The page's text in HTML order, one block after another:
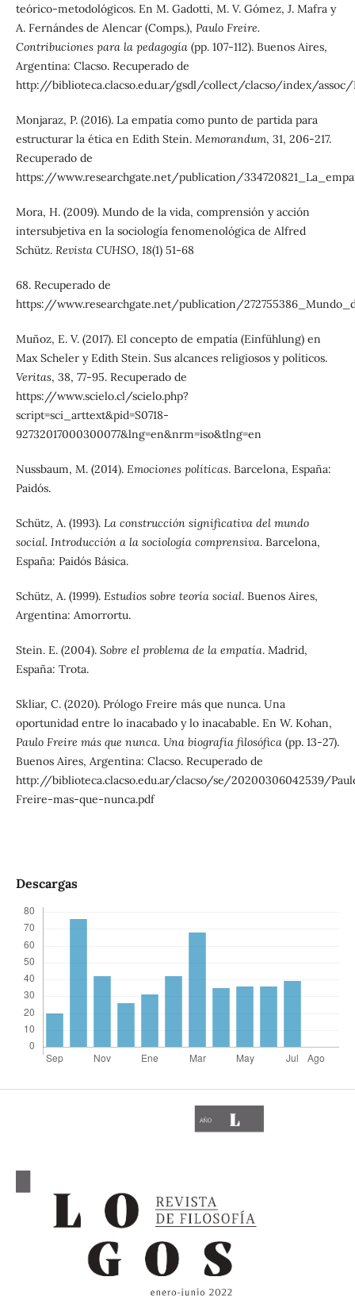
teórico-metodológicos. En M. Gadotti, M. V. Gómez, J. Mafra y
A. Fernándes de Alencar (Comps.), Paulo Freire.
Contribuciones para la pedagogía (pp. 107-112). Buenos Aires,
Argentina: Clacso. Recuperado de
http://biblioteca.clacso.edu.ar/gsdl/collect/clacso/index/assoc/
Monjaraz, P. (2016). La empatía como punto de partida para
estructurar la ética en Edith Stein. Memorandum, 31, 206-217.
Recuperado de
https://www.researchgate.net/publication/
Mora, H. (2009). Mundo de la vida, comprensión y acción
intersubjetiva en la sociología fenomenológica de Alfred
Schütz. Revista CUHSO, 18(1) 51-68
68. Recuperado de
https://www.researchgate.net/publication/
Muñoz, E. V. (2017). El concepto de empatía (Einfühlung) en
Max Scheler y Edith Stein. Sus alcances religiosos y políticos.
Veritas, 38, 77-95. Recuperado de
https://www.scielo.cl/scielo.php?
script=sci_arttext&pid=S0718-
92732017000300077&lng=en&nrm=iso&tlng=en
Nussbaum, M. (2014). Emociones políticas. Barcelona, España:
Paidós.
Schütz, A. (1993). La construcción significativa del mundo
social. Introducción a la sociología comprensiva. Barcelona,
España: Paidós Básica.
Schütz, A. (1999). Estudios sobre teoría social. Buenos Aires,
Argentina: Amorrortu.
Stein. E. (2004). Sobre el problema de la empatía. Madrid,
España: Trota.
Skliar, C. (2020). Prólogo Freire más que nunca. Una
oportunidad entre lo inacabado y lo inacabable. En W. Kohan,
Paulo Freire más que nunca. Una biografía filosófica (pp. 13-27).
Buenos Aires, Argentina: Clacso. Recuperado de
http://biblioteca.clacso.edu.ar/clacso/se/20200306042539/
Freire-mas-que-nunca.pdf
Descargas